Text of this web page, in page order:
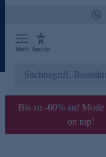
Menü Ansicht
Bis zu -60% auf
on top!